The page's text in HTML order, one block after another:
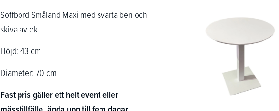
Soffbord Småland Maxi med svarta ben och
skiva av ek
Höjd: 43 cm
Diameter: 70 cm
Fast pris gäller ett helt event eller